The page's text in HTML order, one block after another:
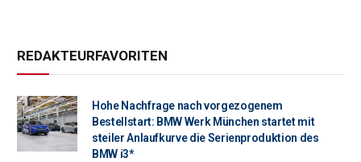
REDAKTEURFAVORITEN
Hohe Nachfrage nach vorgezogenem
Bestellstart: BMW Werk München startet mit
steiler Anlaufkurve die Serienproduktion des
BMW i3*